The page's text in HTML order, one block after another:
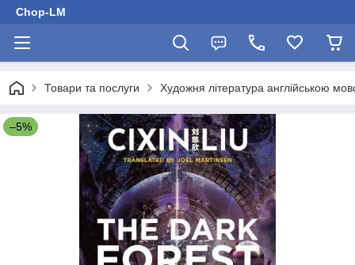
Chop-LM
Товари та послуги Художня література англійською
–5%